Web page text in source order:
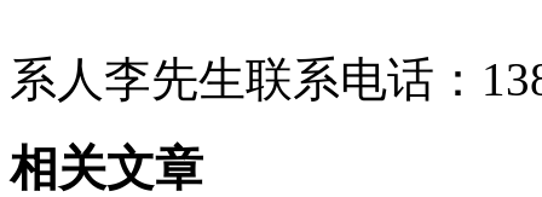
系人李先生联系电话：
相关文章